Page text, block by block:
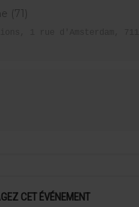
(71)
CET ÉVÉNEMENT